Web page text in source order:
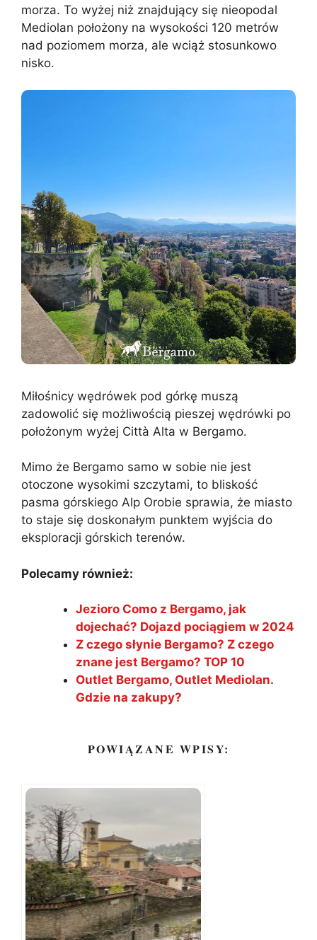
morza. To wyżej niż znajdujący się nieopodal
Mediolan położony na wysokości 120 metrów
nad poziomem morza, ale wciąż stosunkowo
nisko.
Miłośnicy wędrówek pod górkę muszą
zadowolić się możliwością pieszej wędrówki po
położonym wyżej Città Alta w Bergamo.
Mimo że Bergamo samo w sobie nie jest
otoczone wysokimi szczytami, to bliskość
pasma górskiego Alp Orobie sprawia, że miasto
to staje się doskonałym punktem wyjścia do
eksploracji górskich terenów.
Polecamy również:
Jezioro Como z Bergamo, jak
dojechać? Dojazd pociągiem w 2024
Z czego słynie Bergamo? Z czego
znane jest Bergamo? TOP 10
Outlet Bergamo, Outlet Mediolan.
Gdzie na zakupy?
POWIĄZANE WPISY: